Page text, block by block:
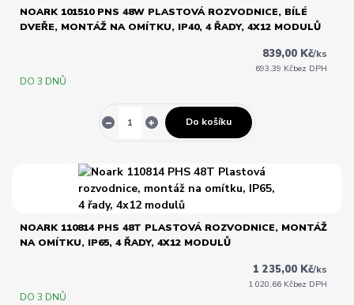
NOARK 101510 PNS 48W PLASTOVÁ ROZVODNICE, BÍLÉ
DVEŘE, MONTÁŽ NA OMÍTKU, IP40, 4 ŘADY, 4X12 MODULŮ
839,00 Kč/ks
693,39 Kčbez DPH
DO 3 DNŮ
Do košíku
NOARK 110814 PHS 48T PLASTOVÁ ROZVODNICE, MONTÁŽ
NA OMÍTKU, IP65, 4 ŘADY, 4X12 MODULŮ
1 235,00 Kč/ks
1 020,66 Kčbez DPH
DO 3 DNŮ